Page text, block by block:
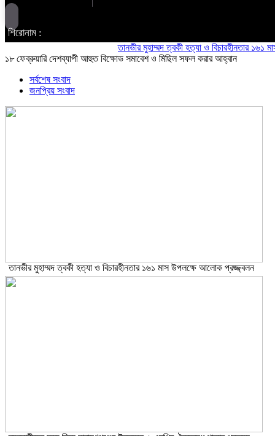
শিরোনাম :
তানভীর মুহাম্মদ ত্বকী হত্যা ও বিচারহীনতার ১৬১ মাস
১৮ ফেব্রুয়ারি দেশব্যাপী আহুত বিক্ষোভ সমাবেশ ও মিছিল সফল করার আহ্বান
সর্বশেষ সংবাদ
জনপ্রিয় সংবাদ
তানভীর মুহাম্মদ ত্বকী হত্যা ও বিচারহীনতার ১৬১ মাস উপলক্ষে আলোক প্রজ্জ্বলন